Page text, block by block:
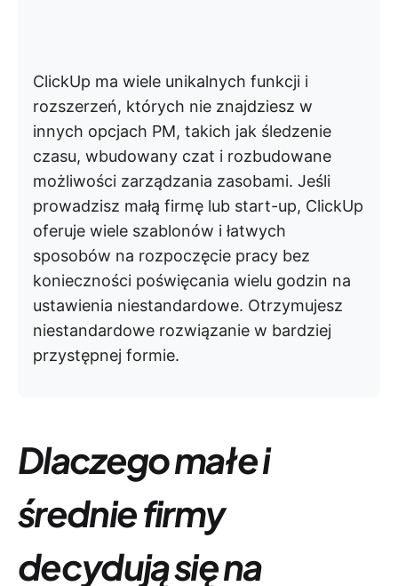
ClickUp ma wiele unikalnych funkcji i
rozszerzeń, których nie znajdziesz w
innych opcjach PM, takich jak śledzenie
czasu, wbudowany czat i rozbudowane
możliwości zarządzania zasobami. Jeśli
prowadzisz małą firmę lub start-up, ClickUp
oferuje wiele szablonów i łatwych
sposobów na rozpoczęcie pracy bez
konieczności poświęcania wielu godzin na
ustawienia niestandardowe. Otrzymujesz
niestandardowe rozwiązanie w bardziej
przystępnej formie.
Dlaczego małe i
średnie firmy
decydują się na